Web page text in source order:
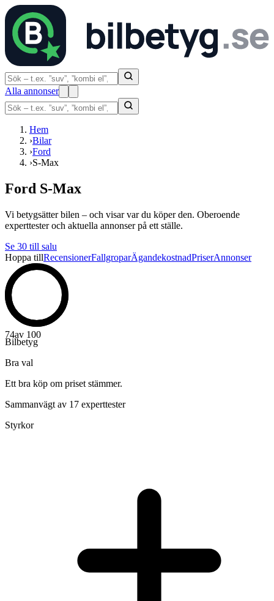
Alla annonser
Hem
›Bilar
›Ford
›S-Max
Ford S-Max
Vi betygsätter bilen – och visar var du köper den. Oberoende
experttester och aktuella annonser på ett ställe.
Se 30 till salu
Hoppa tillRecensionerFallgroparÄgandekostnadPriserAnnonser
74av 100
Bilbetyg
Bra val
Ett bra köp om priset stämmer.
Sammanvägt av 17 experttester
Styrkor